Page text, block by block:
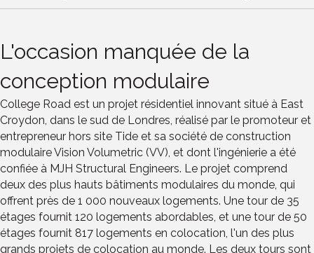
L'occasion manquée de la
conception modulaire
College Road est un projet résidentiel innovant situé à East
Croydon, dans le sud de Londres, réalisé par le promoteur et
entrepreneur hors site Tide et sa société de construction
modulaire Vision Volumetric (VV), et dont l'ingénierie a été
confiée à MJH Structural Engineers. Le projet comprend
deux des plus hauts bâtiments modulaires du monde, qui
offrent près de 1 000 nouveaux logements. Une tour de 35
étages fournit 120 logements abordables, et une tour de 50
étages fournit 817 logements en colocation, l'un des plus
grands projets de colocation au monde. Les deux tours sont